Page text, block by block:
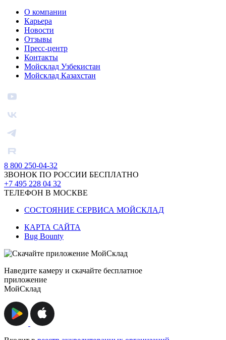
О компании
Карьера
Новости
Отзывы
Пресс-центр
Контакты
Мойсклад Узбекистан
Мойсклад Казахстан
8 800 250-04-32
ЗВОНОК ПО РОССИИ БЕСПЛАТНО
+7 495 228 04 32
ТЕЛЕФОН В МОСКВЕ
СОСТОЯНИЕ СЕРВИСА МОЙСКЛАД
КАРТА САЙТА
Bug Bounty
Наведите камеру и скачайте бесплатное
приложение
МойСклад